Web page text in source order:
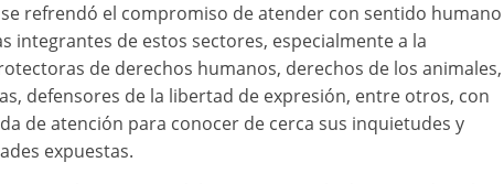
refrendó el compromiso de atender con sentido humano
integrantes de estos sectores, especialmente a la
de derechos humanos, derechos de los animales,
defensores de la libertad de expresión, entre otros, con
de atención para conocer de cerca sus inquietudes y
expuestas.